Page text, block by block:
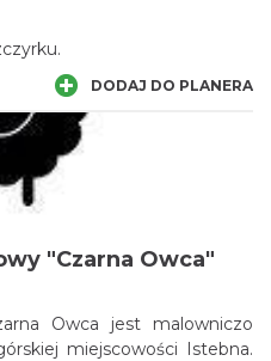
DODAJ DO PLANERA
"Czarna Owca"
Owca jest malowniczo
miejscowości Istebna.